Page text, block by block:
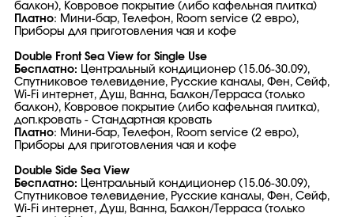
балкон), Ковровое покрытие (либо кафельная плитка)
Платно: Мини-бар, Телефон, Room service (2 евро),
Приборы для приготовления чая и кофе
Double Front Sea View for Single Use
Бесплатно: Центральный кондиционер (15.06-30.09),
Спутниковое телевидение, Русские каналы, Фен, Сейф,
Wi-Fi интернет, Душ, Ванна, Балкон/Терраса (только
балкон), Ковровое покрытие (либо кафельная плитка),
доп.кровать - Стандартная кровать
Платно: Мини-бар, Телефон, Room service (2 евро),
Приборы для приготовления чая и кофе
Double Side Sea View
Бесплатно: Центральный кондиционер (15.06-30.09),
Спутниковое телевидение, Русские каналы, Фен, Сейф,
Wi-Fi интернет, Душ, Ванна, Балкон/Терраса (только